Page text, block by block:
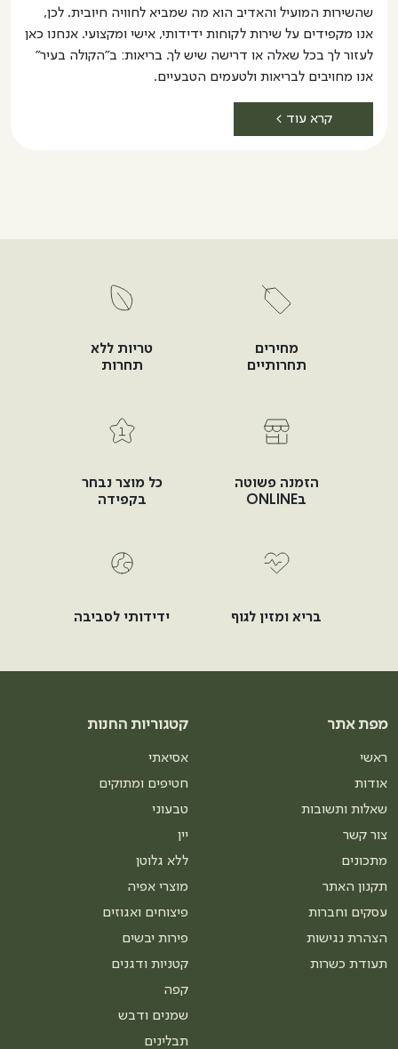
שהשירות המועיל והאדיב הוא מה שמביא לחוויה חיובית. לכן,
אנו מקפידים על שירות לקוחות ידידותי, אישי ומקצועי. אנחנו כאן
לעזור לך בכל שאלה או דרישה שיש לך. בריאות: ב"הקולה בעיר"
אנו מחויבים לבריאות ולטעמים הטבעיים.
קרא עוד >
מחירים
תחרותיים
טריות ללא
תחרות
הזמנה פשוטה
בONLINE
כל מוצר נבחר
בקפידה
בריא ומזין לגוף ידידותי לסביבה
מפת אתר
ראשי
אודות
שאלות ותשובות
צור קשר
מתכונים
תקנון האתר
עסקים וחברות
הצהרת נגישות
תעודת כשרות
קטגוריות החנות
אסיאתי
חטיפים ומתוקים
טבעוני
יין
ללא גלוטן
מוצרי אפיה
פיצוחים ואגוזים
פירות יבשים
קטניות ודגנים
קפה
שמנים ודבש
תבלינים